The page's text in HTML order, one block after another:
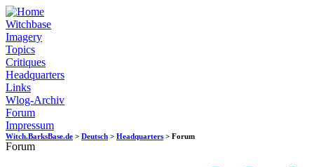
Witchbase
Imagery
Topics
Critiques
Headquarters
Links
Wlog-Archiv
Forum
Impressum
Witch.BarksBase.de > Deutsch > Headquarters > Forum
Forum